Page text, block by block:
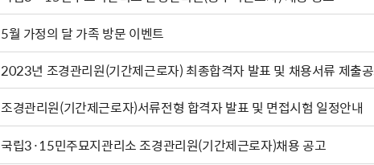
5월 가정의 달 가족 방문 이벤트
2023년 조경관리원(기간제근로자) 최종합격자 발표 및 채용서류 제출
조경관리원(기간제근로자)서류전형 합격자 발표 및 면접시험 일정안내
국립3·15민주묘지관리소 조경관리원(기간제근로자)채용 공고